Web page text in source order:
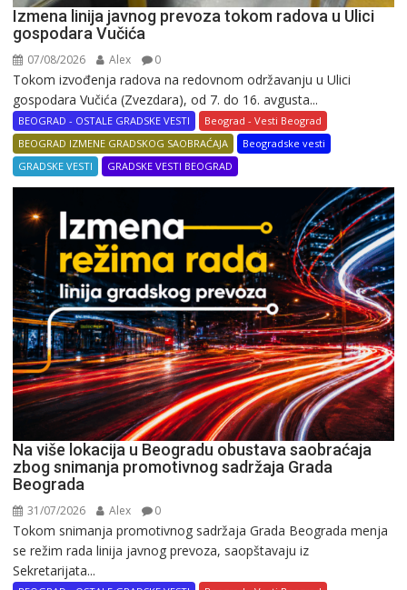
Izmena linija javnog prevoza tokom radova u Ulici
gospodara Vučića
07/08/2026 Alex 0
Tokom izvođenja radova na redovnom održavanju u Ulici
gospodara Vučića (Zvezdara), od 7. do 16. avgusta...
BEOGRAD - OSTALE GRADSKE VESTI
Beograd - Vesti Beograd
BEOGRAD IZMENE GRADSKOG SAOBRAĆAJA
Beogradske vesti
GRADSKE VESTI
GRADSKE VESTI BEOGRAD
Na više lokacija u Beogradu obustava saobraćaja
zbog snimanja promotivnog sadržaja Grada
Beograda
31/07/2026 Alex 0
Tokom snimanja promotivnog sadržaja Grada Beograda menja
se režim rada linija javnog prevoza, saopštavaju iz
Sekretarijata...